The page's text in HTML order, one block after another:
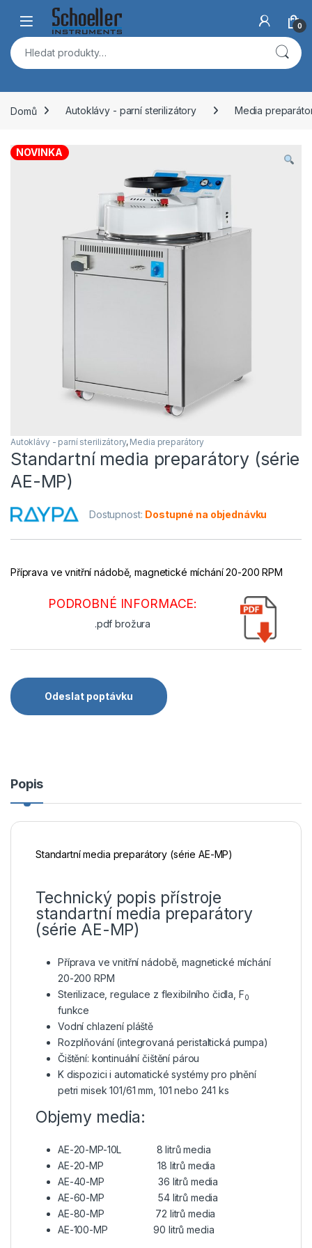
Skip to navigation
Skip to content
Open 0
Hledat:
Domů Autoklávy - parní sterilizátory Media
NOVINKA
Autoklávy - parní sterilizátory, Media preparátory
Standartní media preparátory (série
AE-MP)
Dostupnost: Dostupné na objednávku
Příprava ve vnitřní nádobě, magnetické míchání 20-200 RPM
PODROBNÉ INFORMACE:
.pdf brožura
Odeslat poptávku
Popis
Standartní media preparátory (série AE-MP)
Technický popis přístroje
standartní media preparátory
(série AE-MP)
Příprava ve vnitřní nádobě, magnetické míchání
20-200 RPM
Sterilizace, regulace z flexibilního čidla, F0
funkce
Vodní chlazení pláště
Rozplňování (integrovaná peristaltická pumpa)
Čištění: kontinuální čištění párou
K dispozici i automatické systémy pro plnění
petri misek 101/61 mm, 101 nebo 241 ks
Objemy media:
AE-20-MP-10L 8 litrů media
AE-20-MP 18 litrů media
AE-40-MP 36 litrů media
AE-60-MP 54 litrů media
AE-80-MP 72 litrů media
AE-100-MP 90 litrů media